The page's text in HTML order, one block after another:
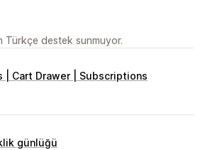
Türkçe destek sunmuyor.
| Cart Drawer | Subscriptions
günlüğü